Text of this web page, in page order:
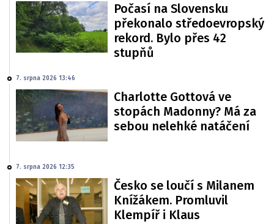
Počasí na Slovensku
překonalo středoevropský
rekord. Bylo přes 42
stupňů
7. srpna 2026 13:46
Charlotte Gottová ve
stopách Madonny? Má za
sebou nelehké natáčení
7. srpna 2026 12:35
Česko se loučí s Milanem
Knížákem. Promluvil
Klempíř i Klaus